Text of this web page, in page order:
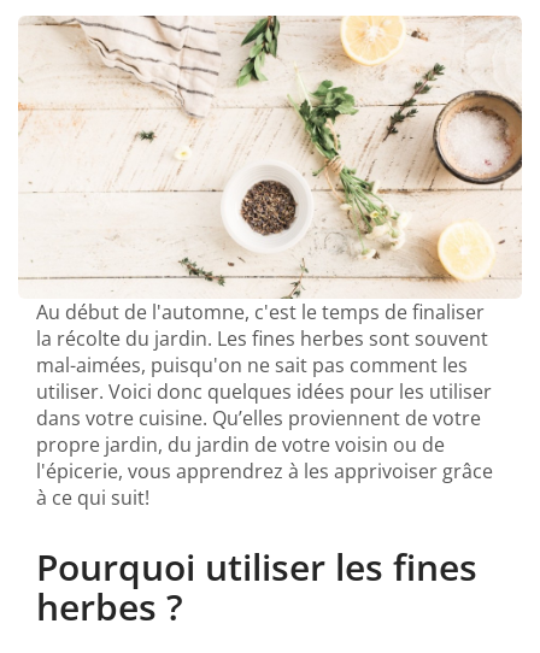
Au début de l'automne, c'est le temps de finaliser
la récolte du jardin. Les fines herbes sont souvent
mal-aimées, puisqu'on ne sait pas comment les
utiliser. Voici donc quelques idées pour les utiliser
dans votre cuisine. Qu’elles proviennent de votre
propre jardin, du jardin de votre voisin ou de
l'épicerie, vous apprendrez à les apprivoiser grâce
à ce qui suit!
Pourquoi utiliser les fines
herbes ?